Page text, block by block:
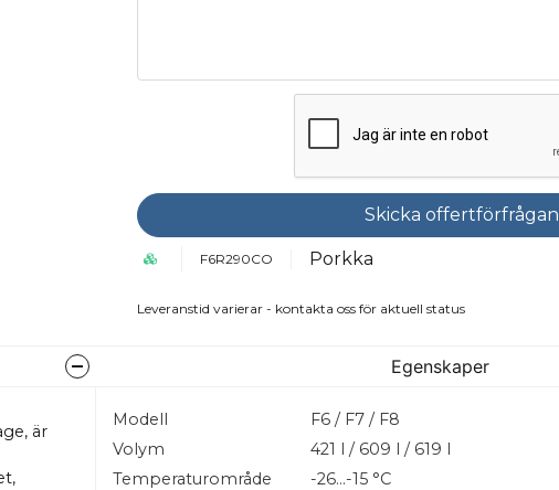
Skicka offertförfrågan
F6R290CO Porkka
Leveranstid varierar - kontakta oss för aktuell status
är
Egenskaper
Modell
F6 / F7 / F8
Volym
421 l / 609 l / 619 l
Temperaturområde
-26…-15 °C